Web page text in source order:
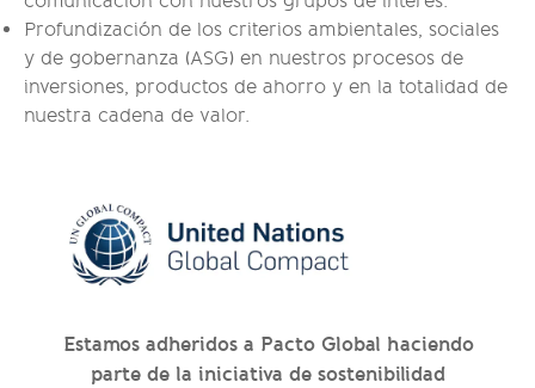
Profundización de los criterios ambientales, sociales
y de gobernanza (ASG) en nuestros procesos de
inversiones, productos de ahorro y en la totalidad de
nuestra cadena de valor.
Estamos adheridos a Pacto Global haciendo
parte de la iniciativa de sostenibilidad